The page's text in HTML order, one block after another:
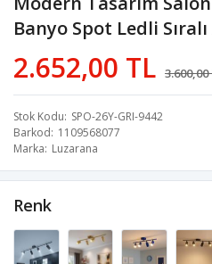
💸 Sepette 100 TL indirim!
Banyo Spot Ledli
2.652,00 TL 3.600,00
Stok Kodu SPO-26Y-GRI-9442
Barkod 1109568077
Marka Luzarana
Renk